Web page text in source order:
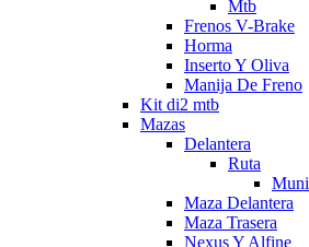
Mtb
Frenos V-Brake
Horma
Inserto Y Oliva
Manija De Freno
Kit di2 mtb
Mazas
Delantera
Ruta
Maza Delantera
Maza Trasera
Nexus Y Alfine